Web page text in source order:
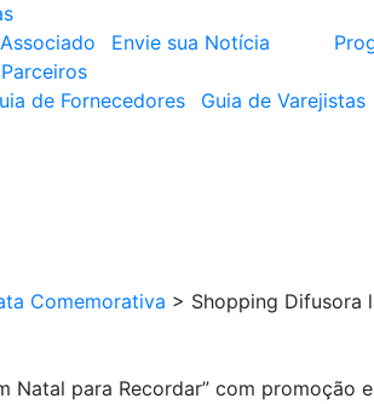
Envie sua Notícia
Parceiros
de Fornecedores Guia de Varejistas
Comemorativa > Shopping Difusora
Natal para Recordar” com promoção